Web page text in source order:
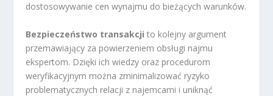
dostosowywanie cen wynajmu do bieżących warunków.
Bezpieczeństwo transakcji to kolejny argument
przemawiający za powierzeniem obsługi najmu
ekspertom. Dzięki ich wiedzy oraz procedurom
weryfikacyjnym można zminimalizować ryzyko
problematycznych relacji z najemcami i uniknąć